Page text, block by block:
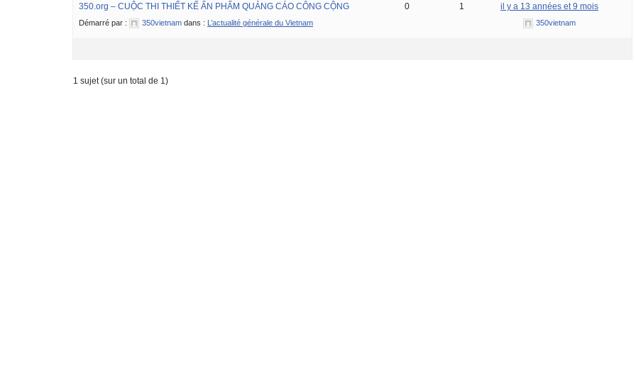
350.org – CUỘC THI THIẾT KẾ ẤN PHẨM QUẢNG CÁO CÔNG CỘNG
Démarré par : 350vietnam dans : L’actualité générale du Vietnam
0 1 il y a 13 années et 9 mois
350vietnam
1 sujet (sur un total de 1)